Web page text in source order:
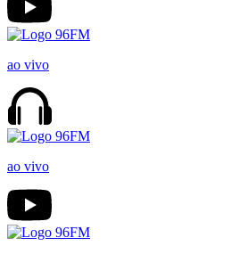
ao vivo
ao vivo